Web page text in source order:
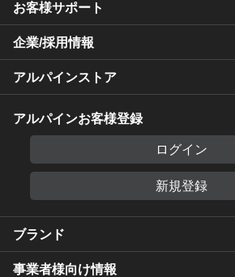
お客様サポート
企業/採用情報
アルパインストア
アルパインお客様登録
ログイン
新規登録
ブランド
事業者様向け情報